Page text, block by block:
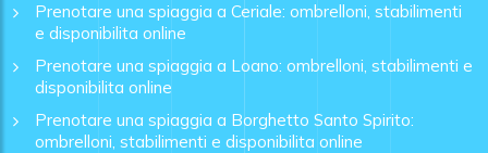
Prenotare una spiaggia a Ceriale: ombrelloni, stabilimenti
e disponibilita online
Prenotare una spiaggia a Loano: ombrelloni, stabilimenti e
disponibilita online
Prenotare una spiaggia a Borghetto Santo Spirito:
ombrelloni, stabilimenti e disponibilita online